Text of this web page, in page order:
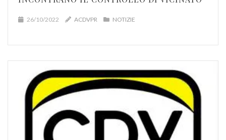
26/10/2022 ACDVPR NOTIZIE